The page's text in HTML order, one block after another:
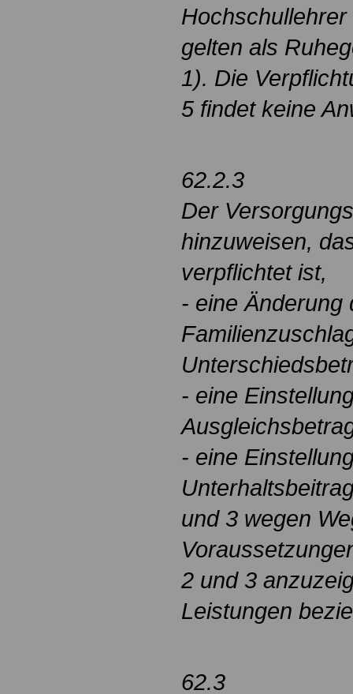
gelten als
1). Die
5 findet keine
62.2.3
Der
hinzuweisen,
verpflichtet ist,
- eine Änderung
- eine
- eine
und 3 wegen
2 und 3
Leistungen
62.3